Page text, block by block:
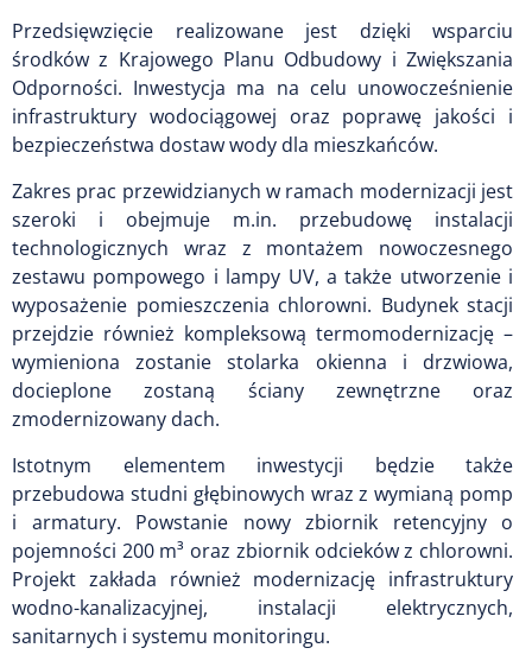
Przedsięwzięcie realizowane jest dzięki wsparciu
środków z Krajowego Planu Odbudowy i Zwiększania
Odporności. Inwestycja ma na celu unowocześnienie
infrastruktury wodociągowej oraz poprawę jakości i
bezpieczeństwa dostaw wody dla mieszkańców.
Zakres prac przewidzianych w ramach modernizacji jest
szeroki i obejmuje m.in. przebudowę instalacji
technologicznych wraz z montażem nowoczesnego
zestawu pompowego i lampy UV, a także utworzenie i
wyposażenie pomieszczenia chlorowni. Budynek stacji
przejdzie również kompleksową termomodernizację –
wymieniona zostanie stolarka okienna i drzwiowa,
docieplone zostaną ściany zewnętrzne oraz
zmodernizowany dach.
Istotnym elementem inwestycji będzie także
przebudowa studni głębinowych wraz z wymianą pomp
i armatury. Powstanie nowy zbiornik retencyjny o
pojemności 200 m³ oraz zbiornik odcieków z chlorowni.
Projekt zakłada również modernizację infrastruktury
wodno-kanalizacyjnej, instalacji elektrycznych,
sanitarnych i systemu monitoringu.